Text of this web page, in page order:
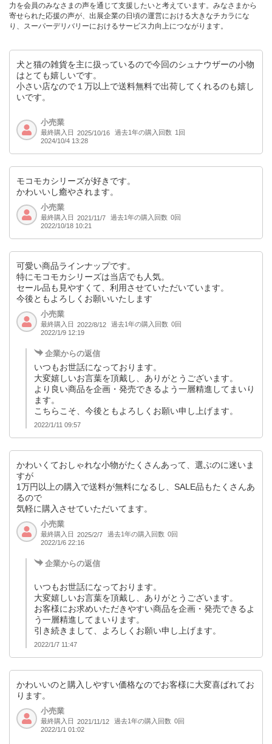
力を会員のみなさまの声を通じて支援したいと考えています。みなさまから
寄せられた応援の声が、出展企業の日頃の運営における大きなチカラにな
り、スーパーデリバリーにおけるサービス力向上につながります。
犬と猫の雑貨を主に扱っているので今回のシュナウザーの小物
はとても嬉しいです。
小さい店なので１万以上で送料無料で出荷してくれるのも嬉し
いです。
小売業
最終購入日 2025/10/16 過去1年の購入回数 1回
2024/10/4 13:28
モコモカシリーズが好きです。
かわいいし癒やされます。
小売業
最終購入日 2021/11/7 過去1年の購入回数 0回
2022/10/18 10:21
可愛い商品ラインナップです。
特にモコモカシリーズは当店でも人気。
セール品も見やすくて、利用させていただいています。
今後ともよろしくお願いいたします
小売業
最終購入日 2022/8/12 過去1年の購入回数 0回
2022/1/9 12:19
企業からの返信
いつもお世話になっております。
大変嬉しいお言葉を頂戴し、ありがとうございます。
より良い商品を企画・発売できるよう一層精進してまいり
ます。
こちらこそ、今後ともよろしくお願い申し上げます。
2022/1/11 09:57
かわいくておしゃれな小物がたくさんあって、選ぶのに迷いま
すが
1万円以上の購入で送料が無料になるし、SALE品もたくさんあ
るので
気軽に購入させていただいてます。
小売業
最終購入日 2025/2/7 過去1年の購入回数 0回
2022/1/6 22:16
企業からの返信
いつもお世話になっております。
大変嬉しいお言葉を頂戴し、ありがとうございます。
お客様にお求めいただきやすい商品を企画・発売できるよ
う一層精進してまいります。
引き続きまして、よろしくお願い申し上げます。
2022/1/7 11:47
かわいいのと購入しやすい価格なのでお客様に大変喜ばれてお
ります。
小売業
最終購入日 2021/11/12 過去1年の購入回数 0回
2022/1/1 01:02